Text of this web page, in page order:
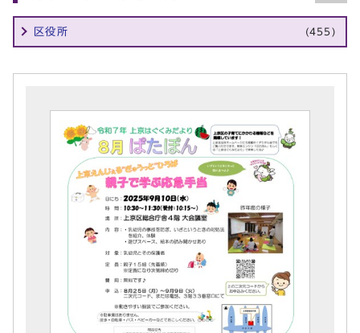
区役所 (455)